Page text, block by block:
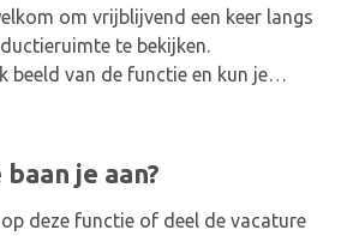
om vrijblijvend een keer langs
te bekijken.
beeld van de functie en kun je
echt bij je past.
je aan?
deze functie of deel de vacature